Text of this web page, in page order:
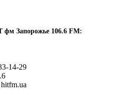
фм Запорожье 106.6 FM:
14-29